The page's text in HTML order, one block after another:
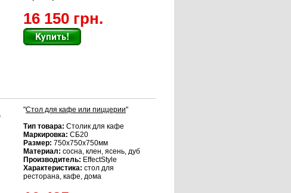
16 150 грн.
"Стол для кафе или пиццерии"
Тип товара: Столик для кафе
Маркировка: СБ20
Размер: 750х750х750мм
Материал: сосна, клен, ясень, дуб
Производитель: EffectStyle
Характеристика: стол для
ресторана, кафе, дома